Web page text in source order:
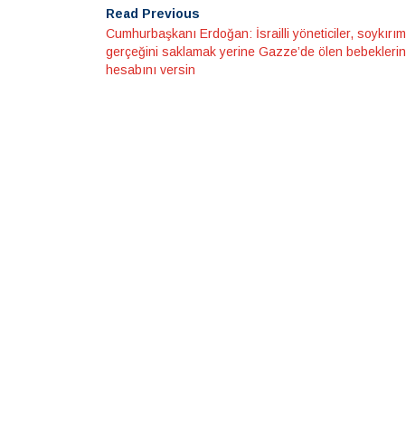
Read Previous
Cumhurbaşkanı Erdoğan: İsrailli yöneticiler, soykırım
gerçeğini saklamak yerine Gazze’de ölen bebeklerin
hesabını versin